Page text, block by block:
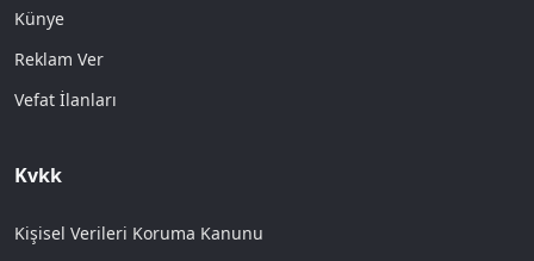
Künye
Reklam Ver
Vefat İlanları
Kvkk
Kişisel Verileri Koruma Kanunu